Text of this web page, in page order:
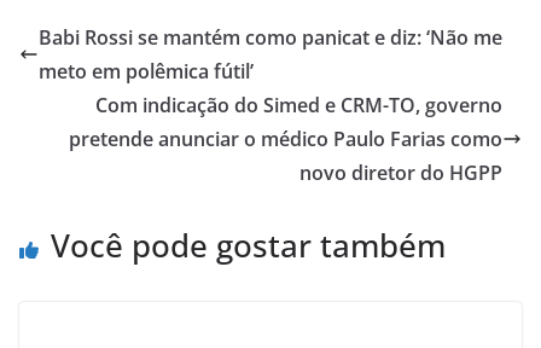
Babi Rossi se mantém como panicat e diz: ‘Não me
meto em polêmica fútil’
Com indicação do Simed e CRM-TO, governo
pretende anunciar o médico Paulo Farias como
novo diretor do HGPP
Você pode gostar também